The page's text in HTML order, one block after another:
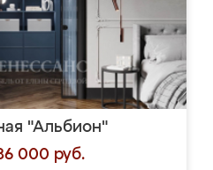
"Альбион"
000 руб.